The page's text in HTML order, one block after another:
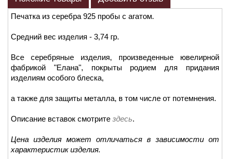
Печатка из серебра 925 пробы с агатом.
Средний вес изделия - 3,74 гр.
Все серебряные изделия, произведенные ювелирной
фабрикой "Елана", покрыты родием для придания
изделиям особого блеска,
а также для защиты металла, в том числе от потемнения.
Описание вставок смотрите здесь.
Цена изделия может отличаться в зависимости от
характеристик изделия.